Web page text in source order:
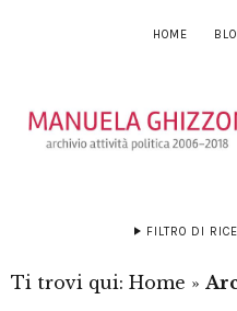
HOME
FILTRO DI
Ti trovi qui: Home »